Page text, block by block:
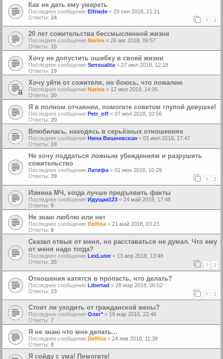
Как не дать ему умереть
Последнее сообщение Elfriede « 29 сен 2018, 21:21
Ответы: 24 1 2
20 лет сожительства бессмысленной жизни
Последнее сообщение Narine « 26 авг 2018, 09:57
Ответы: 15
Хочу не допустить ошибку в своей жизни
Последнее сообщение Sensualita « 27 июл 2018, 12:18
Ответы: 19
Хочу уйти от сожителя, но боюсь, что пожалею
Последнее сообщение Narine « 12 июл 2018, 14:05
Ответы: 20
Я в полном отчаянии, помогите советом глупой девушке!
Последнее сообщение Petr_off « 07 июл 2018, 10:56
Ответы: 20
Влюбилась, находясь в серьёзных отношениях
Последнее сообщение Нина Вишневская « 03 июл 2018, 17:47
Ответы: 19
Не хочу поддаться ложным убеждениям и разрушить
сожительство
Последнее сообщение Латифа « 01 июн 2018, 10:29
Ответы: 39 1 2
Измена МЧ, когда лучше предъявить факты
Последнее сообщение Идущая123 « 24 май 2018, 17:48
Ответы: 9
Не знаю люблю или нет
Последнее сообщение Delfina « 21 май 2018, 03:23
Ответы: 6
Сказал отвык от меня, но расставаться не думал. Что ему
от меня надо тогда?
Последнее сообщение LexLuter « 13 апр 2018, 13:48
Ответы: 26 1 2
Отношения катятся в пропасть, что делать?
Последнее сообщение Libertad « 28 мар 2018, 00:52
Ответы: 23 1 2
Стоит ли уходить от гражданской жены?
Последнее сообщение Олег*« 19 мар 2018, 22:46
Ответы: 7
Я не знаю что мне делать...
Последнее сообщение Delfina « 24 янв 2018, 11:38
Ответы: 8
Я сойду с ума! Помогите!